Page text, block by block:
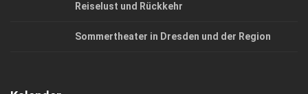
Reiselust und Rückkehr
Sommertheater in Dresden und der Region